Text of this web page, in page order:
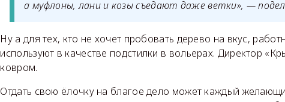
а муфлоны, лани и козы съедают даже ветки», —
Ну а для тех, кто не хочет пробовать дерево на вкус,
используют в качестве подстилки в вольерах. Директор
ковром.
Отдать свою ёлочку на благое дело может каждый